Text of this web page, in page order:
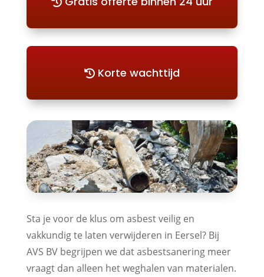
Korte wachttijd
Sta je voor de klus om asbest veilig en
vakkundig te laten verwijderen in Eersel? Bij
AVS BV begrijpen we dat asbestsanering meer
vraagt dan alleen het weghalen van materialen.